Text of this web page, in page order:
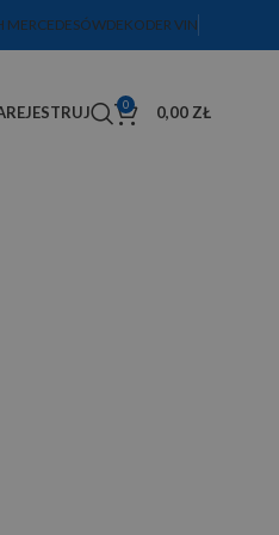
MERCEDESÓWDEKODER VIN
0 0,00 ZŁ